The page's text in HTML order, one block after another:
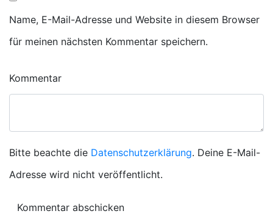
Name, E-Mail-Adresse und Website in diesem Browser
für meinen nächsten Kommentar speichern.
Kommentar
Bitte beachte die Datenschutzerklärung. Deine E-Mail-
Adresse wird nicht veröffentlicht.